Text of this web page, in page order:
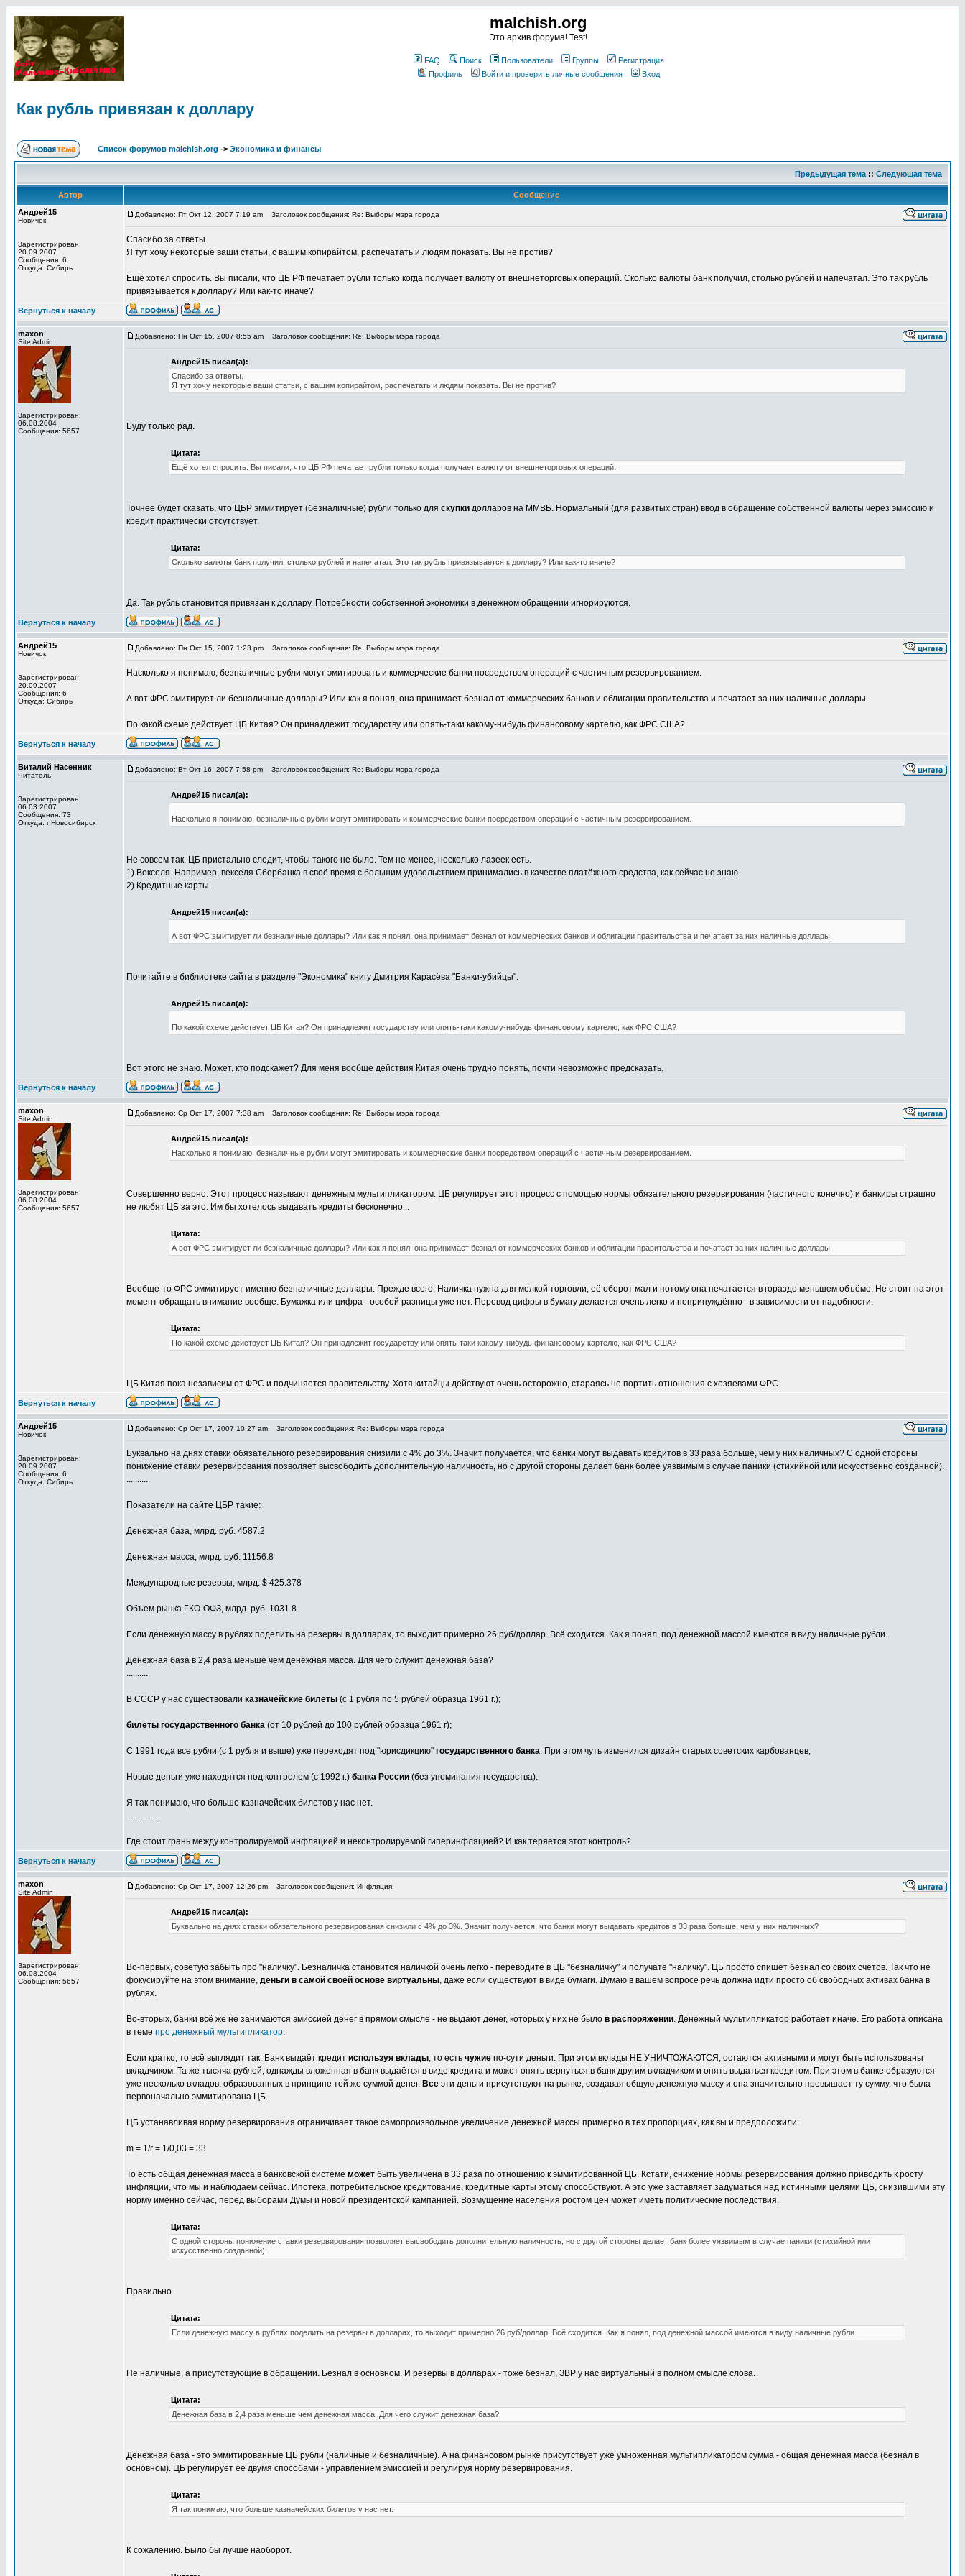
malchish.org
Это архив форума! Test!
FAQ Поиск Пользователи Группы
Регистрация
Профиль
Войти и проверить личные сообщения Вход
Как рубль привязан к доллару
Список форумов malchish.org -> Экономика и финансы
Предыдущая тема :: Следующая тема
Автор
Сообщение
Андрей15
Новичок
Зарегистрирован:
20.09.2007
Сообщения: 6
Откуда: Сибирь
Добавлено: Пт Окт 12, 2007 7:19 am Заголовок сообщения: Re: Выборы мэра города
Спасибо за ответы.
Я тут хочу некоторые ваши статьи, с вашим копирайтом, распечатать и людям показать. Вы не против?
Ещё хотел спросить. Вы писали, что ЦБ РФ печатает рубли только когда получает валюту от внешнеторговых операций. Сколько валюты банк получил, столько рублей и напечатал. Это так рубль
привязывается к доллару? Или как-то иначе?
Вернуться к началу
maxon
Site Admin
Зарегистрирован:
06.08.2004
Сообщения: 5657
Добавлено: Пн Окт 15, 2007 8:55 am Заголовок сообщения: Re: Выборы мэра города
Андрей15 писал(а):
Спасибо за ответы.
Я тут хочу некоторые ваши статьи, с вашим копирайтом, распечатать и людям показать. Вы не против?
Буду только рад.
Цитата:
Ещё хотел спросить. Вы писали, что ЦБ РФ печатает рубли только когда получает валюту от внешнеторговых операций.
Точнее будет сказать, что ЦБР эммитирует (безналичные) рубли только для скупки долларов на ММВБ. Нормальный (для развитых стран) ввод в обращение собственной валюты через эмиссию и
кредит практически отсутствует.
Цитата:
Сколько валюты банк получил, столько рублей и напечатал. Это так рубль привязывается к доллару? Или как-то иначе?
Да. Так рубль становится привязан к доллару. Потребности собственной экономики в денежном обращении игнорируются.
Вернуться к началу
Андрей15
Новичок
Зарегистрирован:
20.09.2007
Сообщения: 6
Откуда: Сибирь
Добавлено: Пн Окт 15, 2007 1:23 pm Заголовок сообщения: Re: Выборы мэра города
Насколько я понимаю, безналичные рубли могут эмитировать и коммерческие банки посредством операций с частичным резервированием.
А вот ФРС эмитирует ли безналичные доллары? Или как я понял, она принимает безнал от коммерческих банков и облигации правительства и печатает за них наличные доллары.
По какой схеме действует ЦБ Китая? Он принадлежит государству или опять-таки какому-нибудь финансовому картелю, как ФРС США?
Вернуться к началу
Виталий Насенник
Читатель
Зарегистрирован:
06.03.2007
Сообщения: 73
Откуда: г.Новосибирск
Добавлено: Вт Окт 16, 2007 7:58 pm Заголовок сообщения: Re: Выборы мэра города
Андрей15 писал(а):
Насколько я понимаю, безналичные рубли могут эмитировать и коммерческие банки посредством операций с частичным резервированием.
Не совсем так. ЦБ пристально следит, чтобы такого не было. Тем не менее, несколько лазеек есть.
1) Векселя. Например, векселя Сбербанка в своё время с большим удовольствием принимались в качестве платёжного средства, как сейчас не знаю.
2) Кредитные карты.
Андрей15 писал(а):
А вот ФРС эмитирует ли безналичные доллары? Или как я понял, она принимает безнал от коммерческих банков и облигации правительства и печатает за них наличные доллары.
Почитайте в библиотеке сайта в разделе "Экономика" книгу Дмитрия Карасёва "Банки-убийцы".
Андрей15 писал(а):
По какой схеме действует ЦБ Китая? Он принадлежит государству или опять-таки какому-нибудь финансовому картелю, как ФРС США?
Вот этого не знаю. Может, кто подскажет? Для меня вообще действия Китая очень трудно понять, почти невозможно предсказать.
Вернуться к началу
maxon
Site Admin
Зарегистрирован:
06.08.2004
Сообщения: 5657
Добавлено: Ср Окт 17, 2007 7:38 am Заголовок сообщения: Re: Выборы мэра города
Андрей15 писал(а):
Насколько я понимаю, безналичные рубли могут эмитировать и коммерческие банки посредством операций с частичным резервированием.
Совершенно верно. Этот процесс называют денежным мультипликатором. ЦБ регулирует этот процесс с помощью нормы обязательного резервирования (частичного конечно) и банкиры страшно
не любят ЦБ за это. Им бы хотелось выдавать кредиты бесконечно...
Цитата:
А вот ФРС эмитирует ли безналичные доллары? Или как я понял, она принимает безнал от коммерческих банков и облигации правительства и печатает за них наличные доллары.
Вообще-то ФРС эммитирует именно безналичные доллары. Прежде всего. Наличка нужна для мелкой торговли, её оборот мал и потому она печатается в гораздо меньшем объёме. Не стоит на этот
момент обращать внимание вообще. Бумажка или цифра - особой разницы уже нет. Перевод цифры в бумагу делается очень легко и непринуждённо - в зависимости от надобности.
Цитата:
По какой схеме действует ЦБ Китая? Он принадлежит государству или опять-таки какому-нибудь финансовому картелю, как ФРС США?
ЦБ Китая пока независим от ФРС и подчиняется правительству. Хотя китайцы действуют очень осторожно, стараясь не портить отношения с хозяевами ФРС.
Вернуться к началу
Андрей15
Новичок
Зарегистрирован:
20.09.2007
Сообщения: 6
Откуда: Сибирь
Добавлено: Ср Окт 17, 2007 10:27 am Заголовок сообщения: Re: Выборы мэра города
Буквально на днях ставки обязательного резервирования снизили с 4% до 3%. Значит получается, что банки могут выдавать кредитов в 33 раза больше, чем у них наличных? С одной стороны
понижение ставки резервирования позволяет высвободить дополнительную наличность, но с другой стороны делает банк более уязвимым в случае паники (стихийной или искусственно созданной).
...........
Показатели на сайте ЦБР такие:
Денежная база, млрд. руб. 4587.2
Денежная масса, млрд. руб. 11156.8
Международные резервы, млрд. $ 425.378
Объем рынка ГКО-ОФЗ, млрд. руб. 1031.8
Если денежную массу в рублях поделить на резервы в долларах, то выходит примерно 26 руб/доллар. Всё сходится. Как я понял, под денежной массой имеются в виду наличные рубли.
Денежная база в 2,4 раза меньше чем денежная масса. Для чего служит денежная база?
...........
В СССР у нас существовали казначейские билеты (с 1 рубля по 5 рублей образца 1961 г.);
билеты государственного банка (от 10 рублей до 100 рублей образца 1961 г);
С 1991 года все рубли (с 1 рубля и выше) уже переходят под "юрисдикцию" государственного банка. При этом чуть изменился дизайн старых советских карбованцев;
Новые деньги уже находятся под контролем (с 1992 г.) банка России (без упоминания государства).
Я так понимаю, что больше казначейских билетов у нас нет.
................
Где стоит грань между контролируемой инфляцией и неконтролируемой гиперинфляцией? И как теряется этот контроль?
Вернуться к началу
maxon
Site Admin
Зарегистрирован:
06.08.2004
Сообщения: 5657
Добавлено: Ср Окт 17, 2007 12:26 pm Заголовок сообщения: Инфляция
Андрей15 писал(а):
Буквально на днях ставки обязательного резервирования снизили с 4% до 3%. Значит получается, что банки могут выдавать кредитов в 33 раза больше, чем у них наличных?
Во-первых, советую забыть про "наличку". Безналичка становится наличкой очень легко - переводите в ЦБ "безналичку" и получате "наличку". ЦБ просто спишет безнал со своих счетов. Так что не
фокусируйте на этом внимание, деньги в самой своей основе виртуальны, даже если существуют в виде бумаги. Думаю в вашем вопросе речь должна идти просто об свободных активах банка в
рублях.
Во-вторых, банки всё же не занимаются эмиссией денег в прямом смысле - не выдают денег, которых у них не было в распоряжении. Денежный мультипликатор работает иначе. Его работа описана
в теме про денежный мультипликатор.
Если кратко, то всё выглядит так. Банк выдаёт кредит используя вклады, то есть чужие по-сути деньги. При этом вклады НЕ УНИЧТОЖАЮТСЯ, остаются активными и могут быть использованы
вкладчиком. Та же тысяча рублей, однажды вложенная в банк выдаётся в виде кредита и может опять вернуться в банк другим вкладчиком и опять выдаться кредитом. При этом в банке образуются
уже несколько вкладов, образованных в принципе той же суммой денег. Все эти деньги присутствуют на рынке, создавая общую денежную массу и она значительно превышает ту сумму, что была
первоначально эммитирована ЦБ.
ЦБ устанавливая норму резервирования ограничивает такое самопроизвольное увеличение денежной массы примерно в тех пропорциях, как вы и предположили:
m = 1/r = 1/0,03 = 33
То есть общая денежная масса в банковской системе может быть увеличена в 33 раза по отношению к эммитированной ЦБ. Кстати, снижение нормы резервирования должно приводить к росту
инфляции, что мы и наблюдаем сейчас. Ипотека, потребительское кредитование, кредитные карты этому способствуют. А это уже заставляет задуматься над истинными целями ЦБ, снизившими эту
норму именно сейчас, перед выборами Думы и новой президентской кампанией. Возмущение населения ростом цен может иметь политические последствия.
Цитата:
С одной стороны понижение ставки резервирования позволяет высвободить дополнительную наличность, но с другой стороны делает банк более уязвимым в случае паники (стихийной или
искусственно созданной).
Правильно.
Цитата:
Если денежную массу в рублях поделить на резервы в долларах, то выходит примерно 26 руб/доллар. Всё сходится. Как я понял, под денежной массой имеются в виду наличные рубли.
Не наличные, а присутствующие в обращении. Безнал в основном. И резервы в долларах - тоже безнал, ЗВР у нас виртуальный в полном смысле слова.
Цитата:
Денежная база в 2,4 раза меньше чем денежная масса. Для чего служит денежная база?
Денежная база - это эммитированные ЦБ рубли (наличные и безналичные). А на финансовом рынке присутствует уже умноженная мультипликатором сумма - общая денежная масса (безнал в
основном). ЦБ регулирует её двумя способами - управлением эмиссией и регулируя норму резервирования.
Цитата:
Я так понимаю, что больше казначейских билетов у нас нет.
К сожалению. Было бы лучше наоборот.